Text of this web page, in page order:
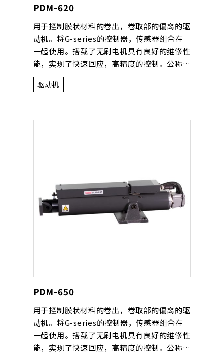
PDM-620
用于控制膜状材料的卷出，卷取部的偏离的驱
动机。将G-series的控制器，传感器组合在
一起使用。搭载了无刷电机具有良好的维修性
能，实现了快速回应，高精度的控制。公称重
量是1500kg。
驱动机
PDM-650
用于控制膜状材料的卷出，卷取部的偏离的驱
动机。将G-series的控制器，传感器组合在
一起使用。搭载了无刷电机具有良好的维修性
能，实现了快速回应，高精度的控制。公称重